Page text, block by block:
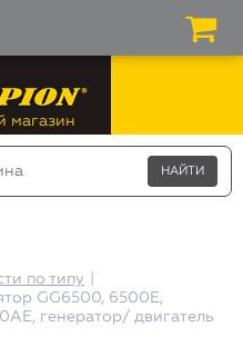
по типу
GG6500, 6500E,
генератор/ двигатель
магазин